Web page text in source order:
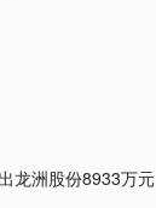
龙洲股份8933万元